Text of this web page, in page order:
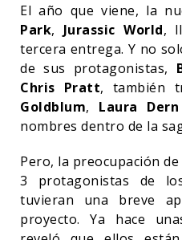
El año que viene, la
Park, Jurassic World,
tercera entrega. Y no
de sus protagonistas,
Chris Pratt, también
Goldblum, Laura Dern
nombres dentro de la
Pero, la preocupación
3 protagonistas de
tuvieran una breve
proyecto. Ya hace